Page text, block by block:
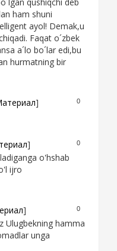
ham shuni
ayol! Demak,u
Faqat o´zbek
a´lo bo´lar edi,bu
hurmatning bir
0
]
0
]
o'hshab
ijro
0
]
hamma
unga